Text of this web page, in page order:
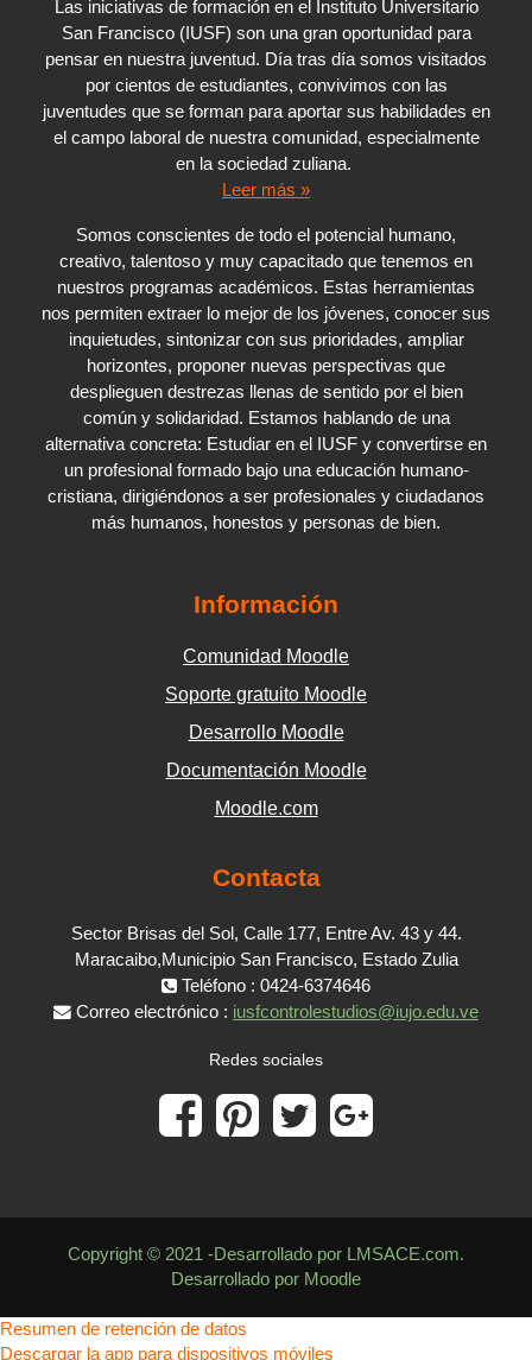
Las iniciativas de formación en el Instituto Universitario
San Francisco (IUSF) son una gran oportunidad para
pensar en nuestra juventud. Día tras día somos visitados
por cientos de estudiantes, convivimos con las
juventudes que se forman para aportar sus habilidades en
el campo laboral de nuestra comunidad, especialmente
en la sociedad zuliana.
Leer más »
Somos conscientes de todo el potencial humano,
creativo, talentoso y muy capacitado que tenemos en
nuestros programas académicos. Estas herramientas
nos permiten extraer lo mejor de los jóvenes, conocer sus
inquietudes, sintonizar con sus prioridades, ampliar
horizontes, proponer nuevas perspectivas que
desplieguen destrezas llenas de sentido por el bien
común y solidaridad. Estamos hablando de una
alternativa concreta: Estudiar en el IUSF y convertirse en
un profesional formado bajo una educación humano-
cristiana, dirigiéndonos a ser profesionales y ciudadanos
más humanos, honestos y personas de bien.
Información
Comunidad Moodle
Soporte gratuito Moodle
Desarrollo Moodle
Documentación Moodle
Moodle.com
Contacta
Sector Brisas del Sol, Calle 177, Entre Av. 43 y 44.
Maracaibo,Municipio San Francisco, Estado Zulia
Teléfono : 0424-6374646
Correo electrónico : iusfcontrolestudios@iujo.edu.ve
Redes sociales
Copyright © 2021 -Desarrollado por LMSACE.com.
Desarrollado por Moodle
Resumen de retención de datos
Descargar la app para dispositivos móviles